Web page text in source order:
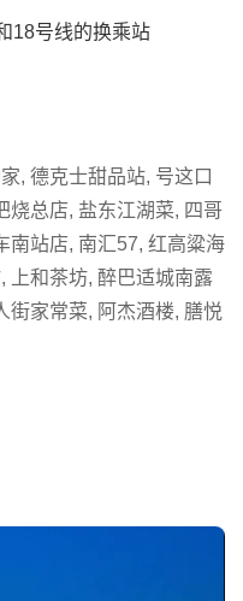
18号线的换乘站
, 德克士甜品站, 号这口
烧总店, 盐东江湖菜, 四哥
南站店, 南汇57, 红高粱海
上和茶坊, 醉巴适城南露
街家常菜, 阿杰酒楼, 膳悦